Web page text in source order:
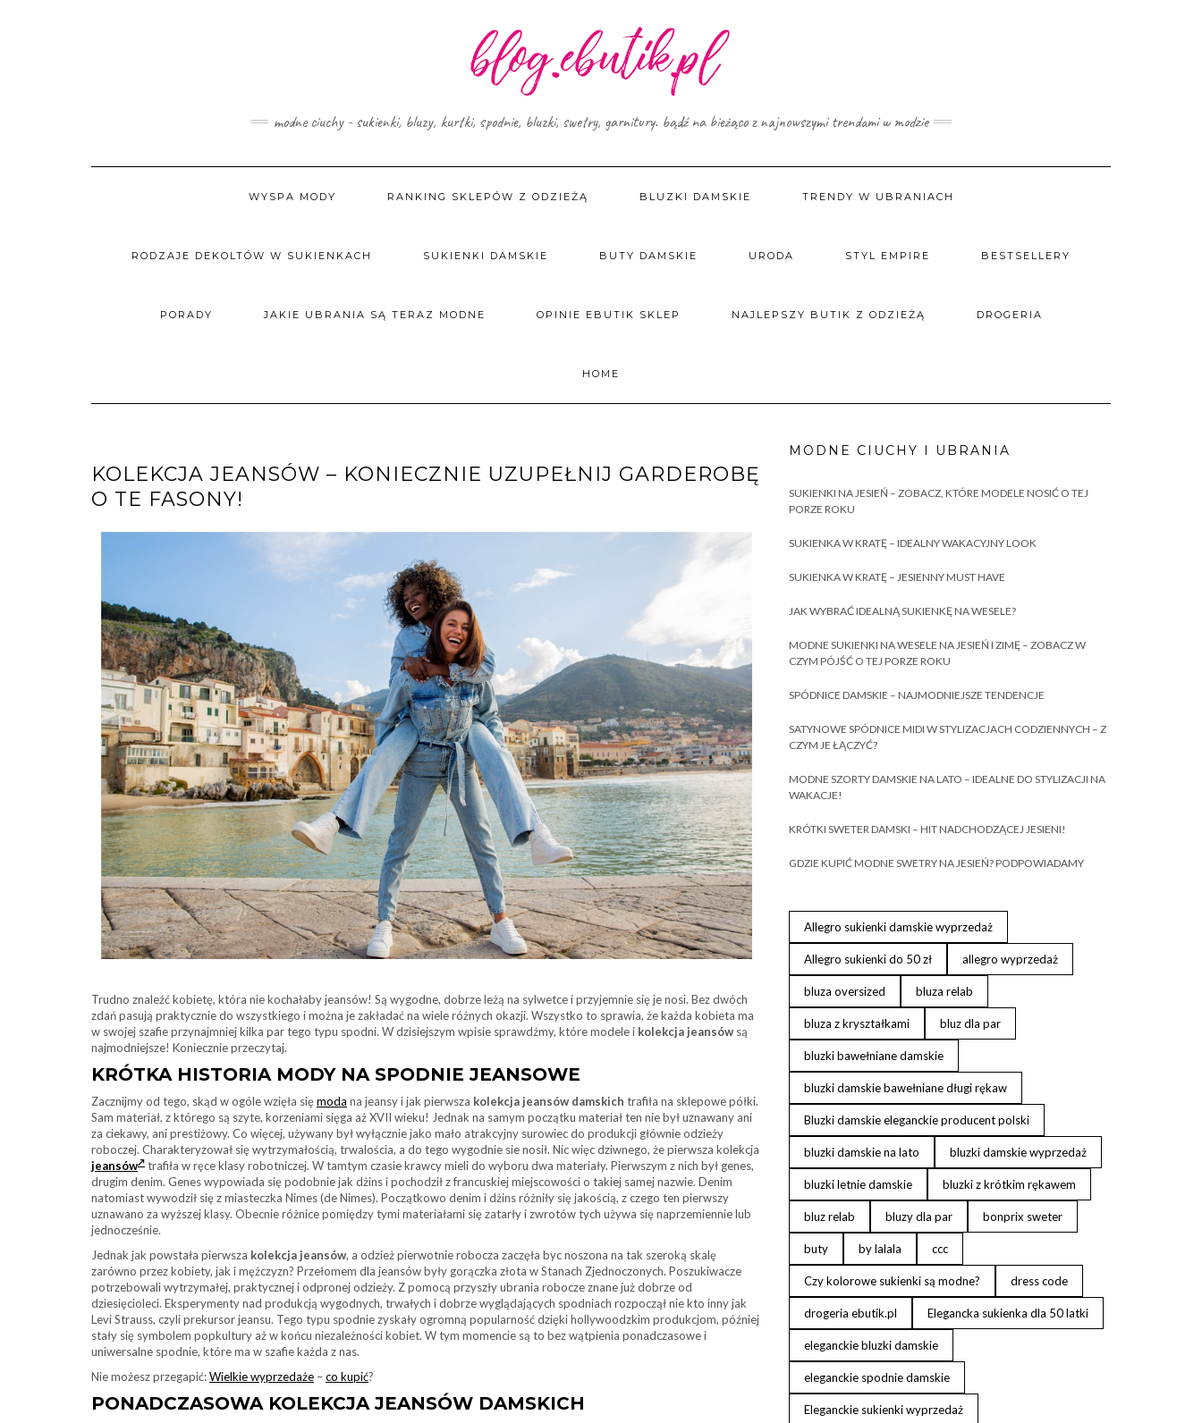
modne ciuchy - sukienki, bluzy, kurtki, spodnie, bluzki, swetry, garnitury. bądź na bieżąco z najnowszymi trendami w modzie
WYSPA MODY RANKING SKLEPÓW Z ODZIEŻĄ BLUZKI DAMSKIE TRENDY W UBRANIACH
RODZAJE DEKOLTÓW W SUKIENKACH SUKIENKI DAMSKIE BUTY DAMSKIE URODA STYL EMPIRE BESTSELLERY
PORADY JAKIE UBRANIA SĄ TERAZ MODNE OPINIE EBUTIK SKLEP NAJLEPSZY BUTIK Z ODZIEŻĄ DROGERIA
HOME
KOLEKCJA JEANSÓW – KONIECZNIE UZUPEŁNIJ GARDEROBĘ
O TE FASONY!
Trudno znaleźć kobietę, która nie kochałaby jeansów! Są wygodne, dobrze leżą na sylwetce i przyjemnie się je nosi. Bez dwóch
zdań pasują praktycznie do wszystkiego i można je zakładać na wiele różnych okazji. Wszystko to sprawia, że każda kobieta ma
w swojej szafie przynajmniej kilka par tego typu spodni. W dzisiejszym wpisie sprawdźmy, które modele i kolekcja jeansów są
najmodniejsze! Koniecznie przeczytaj.
KRÓTKA HISTORIA MODY NA SPODNIE JEANSOWE
Zacznijmy od tego, skąd w ogóle wzięła sięmoda na jeansy i jak pierwsza kolekcja jeansów damskich trafiła na sklepowe półki.
Sam materiał, z którego są szyte, korzeniami sięga aż XVII wieku! Jednak na samym początku materiał ten nie był uznawany ani
za ciekawy, ani prestiżowy. Co więcej, używany był wyłącznie jako mało atrakcyjny surowiec do produkcji głównie odzieży
roboczej. Charakteryzował się wytrzymałością, trwalościa, a do tego wygodnie sie nosił. Nic więc dziwnego, że pierwsza kolekcja
jeansów
trafiła w ręce klasy robotniczej. W tamtym czasie krawcy mieli do wyboru dwa materiały. Pierwszym z nich był genes,
drugim denim. Genes wypowiada się podobnie jak dżins i pochodził z francuskiej miejscowości o takiej samej nazwie. Denim
natomiast wywodził się z miasteczka Nimes (de Nimes). Początkowo denim i dżins różniły się jakością, z czego ten pierwszy
uznawano za wyższej klasy. Obecnie różnice pomiędzy tymi materiałami się zatarły i zwrotów tych używa się naprzemiennie lub
jednocześnie.
Jednak jak powstała pierwsza kolekcja jeansów, a odzież pierwotnie robocza zaczęła byc noszona na tak szeroką skalę
zarówno przez kobiety, jak i mężczyzn? Przełomem dla jeansów były gorączka złota w Stanach Zjednoczonych. Poszukiwacze
potrzebowali wytrzymałej, praktycznej i odpronej odzieży. Z pomocą przyszły ubrania robocze znane już dobrze od
dziesięcioleci. Eksperymenty nad produkcją wygodnych, trwałych i dobrze wyglądających spodniach rozpoczął nie kto inny jak
Levi Strauss, czyli prekursor jeansu. Tego typu spodnie zyskały ogromną popularność dzięki hollywoodzkim produkcjom, później
stały się symbolem popkultury aż w końcu niezależności kobiet. W tym momencie są to bez wątpienia ponadczasowe i
uniwersalne spodnie, które ma w szafie każda z nas.
Nie możesz przegapić:Wielkie wyprzedaże –co kupić?
PONADCZASOWA KOLEKCJA JEANSÓW DAMSKICH
MODNE CIUCHY I UBRANIA
SUKIENKI NA JESIEŃ – ZOBACZ, KTÓRE MODELE NOSIĆ O TEJ
PORZE ROKU
SUKIENKA W KRATĘ – IDEALNY WAKACYJNY LOOK
SUKIENKA W KRATĘ – JESIENNY MUST HAVE
JAK WYBRAĆ IDEALNĄ SUKIENKĘ NA WESELE?
MODNE SUKIENKI NA WESELE NA JESIEŃ I ZIMĘ – ZOBACZ W
CZYM PÓJŚĆ O TEJ PORZE ROKU
SPÓDNICE DAMSKIE – NAJMODNIEJSZE TENDENCJE
SATYNOWE SPÓDNICE MIDI W STYLIZACJACH CODZIENNYCH – Z
CZYM JE ŁĄCZYĆ?
MODNE SZORTY DAMSKIE NA LATO – IDEALNE DO STYLIZACJI NA
WAKACJE!
KRÓTKI SWETER DAMSKI – HIT NADCHODZĄCEJ JESIENI!
GDZIE KUPIĆ MODNE SWETRY NA JESIEŃ? PODPOWIADAMY
Allegro sukienki damskie wyprzedaż
Allegro sukienki do 50 zł allegro wyprzedaż
bluza oversized bluza relab
bluza z kryształkami bluz dla par
bluzki bawełniane damskie
bluzki damskie bawełniane długi rękaw
Bluzki damskie eleganckie producent polski
bluzki damskie na lato bluzki damskie wyprzedaż
bluzki letnie damskie bluzki z krótkim rękawem
bluz relab bluzy dla par bonprix sweter
buty by lalala ccc
Czy kolorowe sukienki są modne? dress code
drogeria ebutik.pl Elegancka sukienka dla 50 latki
eleganckie bluzki damskie
eleganckie spodnie damskie
Eleganckie sukienki wyprzedaż